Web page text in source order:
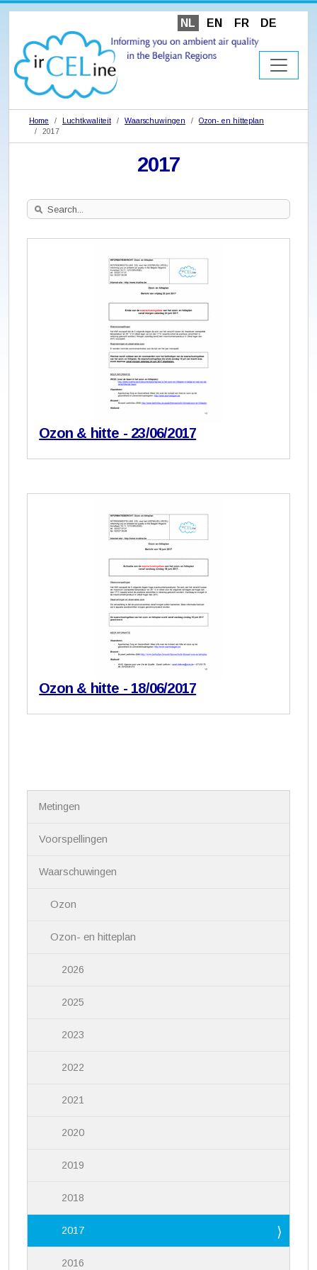
NL EN FR DE
Home Luchtkwaliteit Waarschuwingen
Ozon- en hitteplan
2017
2017
Search
Site
Ozon & hitte - 23/06/2017
Ozon & hitte - 18/06/2017
Metingen
Voorspellingen
Waarschuwingen
Ozon
Ozon- en hitteplan
2026
2025
2023
2022
2021
2020
2019
2018
2017
2016